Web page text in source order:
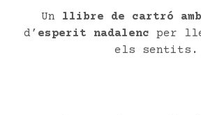
Un llibre de cartró
d’ esperit nadalenc per
els sentits.